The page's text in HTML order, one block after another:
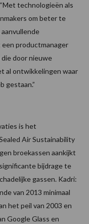
technologieën als
om beter te
productmanager
door nieuwe
al ontwikkelingen waar
gestaan.”
is het
Air Sustainability
broekassen aankijkt
bijdrage te
gassen. Kadri:
van 2013 minimaal
het peil van 2003 en
Google Glass en